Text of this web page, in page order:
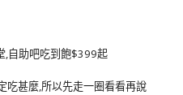
吃甚麼,所以先走一圈看看再說